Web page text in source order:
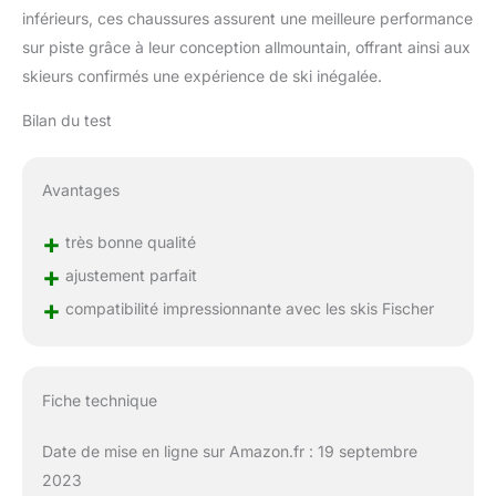
inférieurs, ces chaussures assurent une meilleure performance
sur piste grâce à leur conception allmountain, offrant ainsi aux
skieurs confirmés une expérience de ski inégalée.
Bilan du test
Avantages
+ très bonne qualité
+ ajustement parfait
+ compatibilité impressionnante avec les skis Fischer
Fiche technique
Date de mise en ligne sur Amazon.fr : 19 septembre
2023